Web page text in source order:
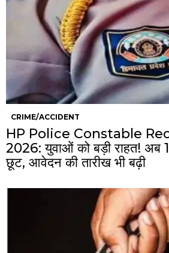
CRIME/ACCIDENT
HP Police Constable
2026: युवाओं को बड़ी राहत! अब
छूट, आवेदन की तारीख भी बढ़ी